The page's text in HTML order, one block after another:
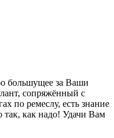
большущее за Ваши
сопряжённый с
по ремеслу, есть знание
так, как надо! Удачи Вам